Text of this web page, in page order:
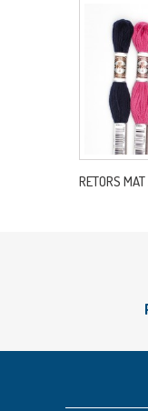
RETORS MAT